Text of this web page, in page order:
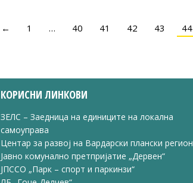
← 1 … 40 41 42 43 44
КОРИСНИ ЛИНКОВИ
ЗЕЛС – Заедница на единиците на локална
самоуправа
Центар за развој на Вардарски плански регион
Јавно комунално претпријатие „Дервен“
ЈПССО „Парк – спорт и паркинзи“